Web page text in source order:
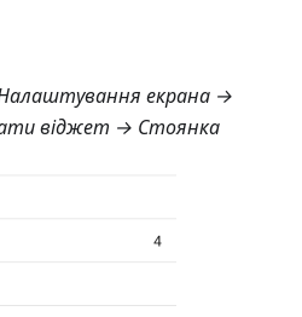
екрана →
віджет → Стоянка